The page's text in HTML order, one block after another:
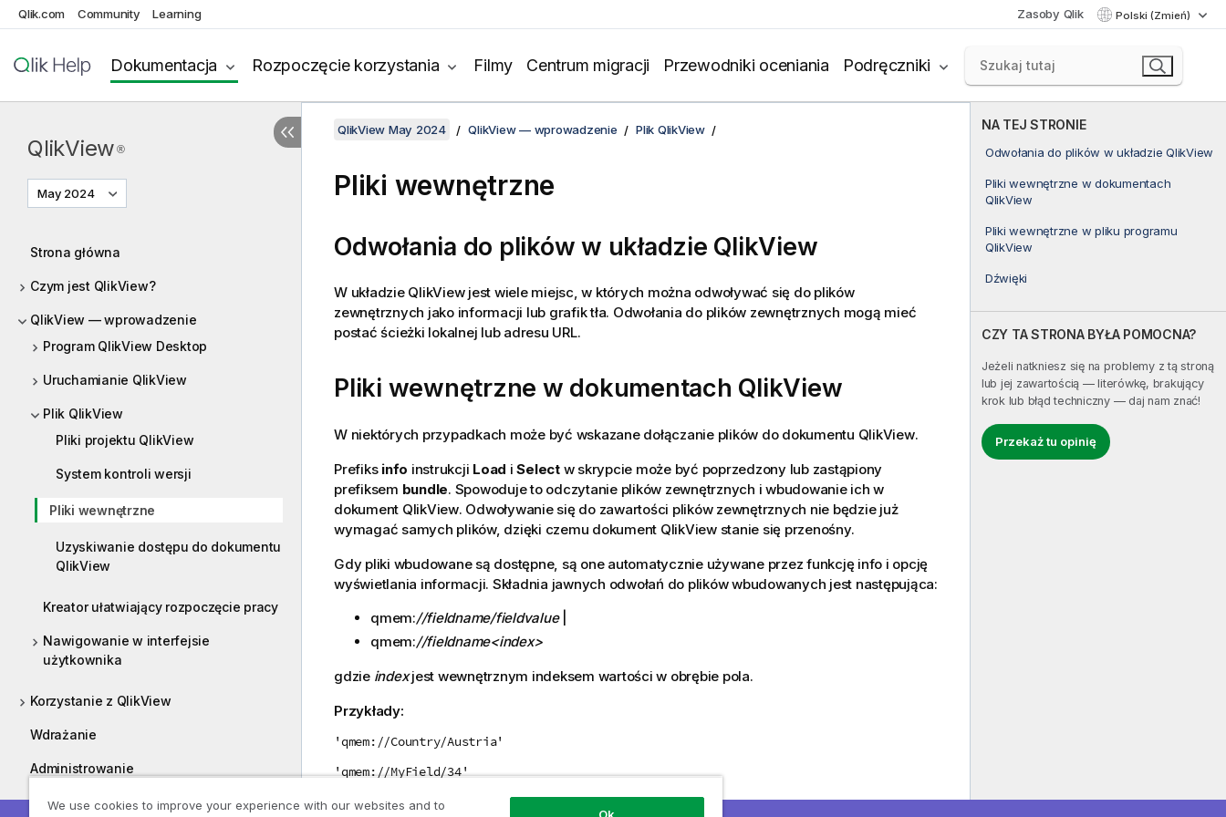
Qlik.com Community Learning Zasoby Qlik Polski (Zmień)
Dokumentacja Rozpoczęcie korzystania Filmy Centrum migracji Przewodniki oceniania Podręczniki
QlikView ®
May 2024
Strona główna
Czym jest QlikView?
QlikView — wprowadzenie
Program QlikView Desktop
Uruchamianie QlikView
Plik QlikView
Pliki projektu QlikView
System kontroli wersji
Pliki wewnętrzne
Uzyskiwanie dostępu do dokumentu
QlikView
Kreator ułatwiający rozpoczęcie pracy
Nawigowanie w interfejsie
użytkownika
Korzystanie z QlikView
Wdrażanie
Administrowanie
Kursy
NA TEJ STRONIE
Odwołania do plików w układzie QlikView
Pliki wewnętrzne w dokumentach
QlikView
Pliki wewnętrzne w pliku programu
QlikView
Dźwięki
CZY TA STRONA BYŁA POMOCNA?
Jeżeli natkniesz się na problemy z tą stroną
lub jej zawartością — literówkę, brakujący
krok lub błąd techniczny — daj nam znać!
Przekaż tu opinię
QlikView May 2024 QlikView — wprowadzenie Plik QlikView
Pliki wewnętrzne
Odwołania do plików w układzie QlikView
W układzie QlikViewjest wiele miejsc, w których można odwoływać się do plików
zewnętrznych jako informacji lub grafik tła. Odwołania do plików zewnętrznych mogą mieć
postać ścieżki lokalnej lub adresu URL.
Pliki wewnętrzne w dokumentach QlikView
W niektórych przypadkach może być wskazane dołączanie plików do dokumentu QlikView.
Prefiks info instrukcji Load iSelectw skrypcie może być poprzedzony lub zastąpiony
prefiksem bundle. Spowoduje to odczytanie plików zewnętrznych i wbudowanie ich w
dokument QlikView. Odwoływanie się do zawartości plików zewnętrznych nie będzie już
wymagać samych plików, dzięki czemu dokument QlikViewstanie się przenośny.
Gdy pliki wbudowane są dostępne, są one automatycznie używane przez funkcję info i opcję
wyświetlania informacji. Składnia jawnych odwołań do plików wbudowanych jest następująca:
qmem://fieldname/fieldvalue|
qmem://fieldname<index>
gdzie indexjest wewnętrznym indeksem wartości w obrębie pola.
Przykłady:
'qmem://Country/Austria'
'qmem://MyField/34'
We use cookies to improve your experience with our websites and to